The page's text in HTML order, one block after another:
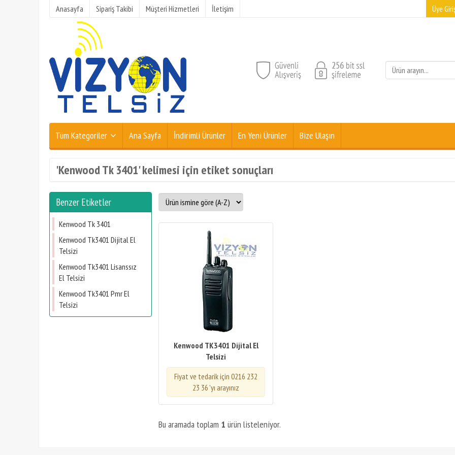
Anasayfa Sipariş Takibi Müşteri Hizmetleri İletişim Üye
Tüm Kategoriler Ana Sayfa İndirimli Ürünler En Yeni Ürünler Bize Ulaşın
'Kenwood Tk 3401' kelimesi için etiket sonuçları
Benzer Etiketler
Kenwood Tk 3401
Kenwood Tk3401 Dijital El
Telsizi
Kenwood Tk3401 Lisanssız
El Telsizi
Kenwood Tk3401 Pmr El
Telsizi
Kenwood TK3401 Dijital El
Telsizi
Fiyat ve tedarik için 0216 232
23 36 'yı arayınız
Bu aramada toplam 1 ürün listeleniyor.